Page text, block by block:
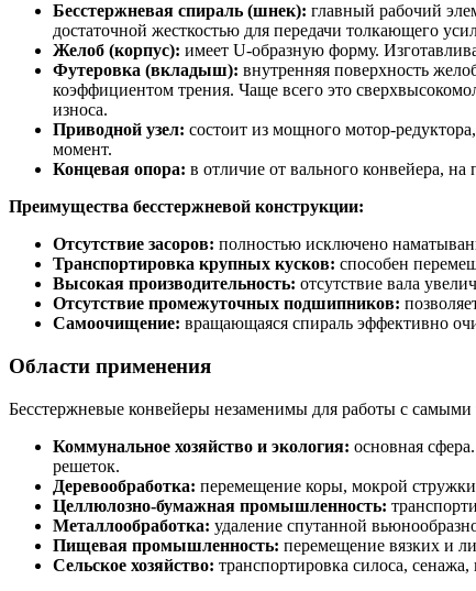
Бесстержневая спираль (шнек): главный рабочий
достаточной жесткостью для передачи толкающего
Желоб (корпус): имеет U-образную форму.
Футеровка (вкладыш): внутренняя поверхность
коэффициентом трения. Чаще всего это
износа.
Приводной узел: состоит из мощного мотор-
момент.
Концевая опора: в отличие от вального конвейера,
Преимущества бесстержневой конструкции:
Отсутствие засоров: полностью исключено
Транспортировка крупных кусков: способен
Высокая производительность: отсутствие вала
Отсутствие промежуточных подшипников:
Самоочищение: вращающаяся спираль эффективно
Области применения
Бесстержневые конвейеры незаменимы для работы с
Коммунальное хозяйство и экология: основная
решеток.
Деревообработка: перемещение коры, мокрой
Целлюлозно-бумажная промышленность:
Металлообработка: удаление спутанной
Пищевая промышленность: перемещение вязких и
Сельское хозяйство: транспортировка силоса, сенажа,